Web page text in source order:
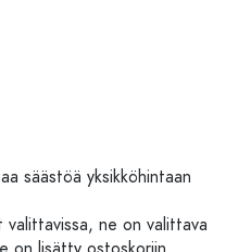
säästöä yksikköhintaan
valittavissa, ne on valittava